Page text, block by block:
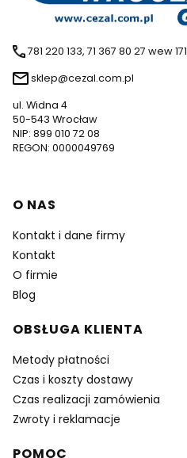
781 220 133, 71 367 80 27 wew 171
sklep@cezal.com.pl
ul. Widna 4
50-543 Wrocław
NIP: 899 010 72 08
REGON: 0000049769
Linki w stopce
O NAS
Kontakt i dane firmy
Kontakt
O firmie
Blog
OBSŁUGA KLIENTA
Metody płatności
Czas i koszty dostawy
Czas realizacji zamówienia
Zwroty i reklamacje
POMOC